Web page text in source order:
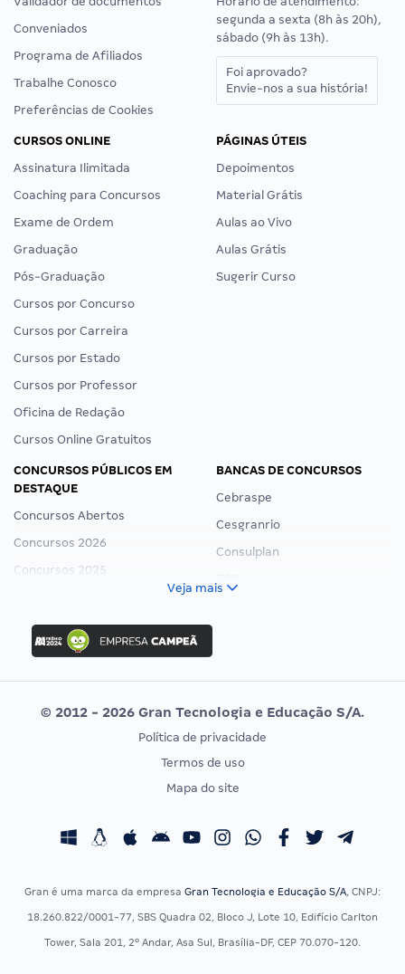
Conveniados
Programa de Afiliados
Trabalhe Conosco
Preferências de Cookies
segunda a sexta (8h às 20h),
sábado (9h às 13h).
Foi aprovado?
Envie-nos a sua história!
CURSOS ONLINE
Assinatura Ilimitada
Coaching para Concursos
Exame de Ordem
Graduação
Pós-Graduação
Cursos por Concurso
Cursos por Carreira
Cursos por Estado
Cursos por Professor
Oficina de Redação
Cursos Online Gratuitos
PÁGINAS ÚTEIS
Depoimentos
Material Grátis
Aulas ao Vivo
Aulas Grátis
Sugerir Curso
CONCURSOS PÚBLICOS EM
DESTAQUE
Concursos Abertos
Concursos 2026
Concursos 2025
Concurso Ibama
Concurso MPU
Editais publicados
BANCAS DE CONCURSOS
Cebraspe
Cesgranrio
Consulplan
Vunesp
CONCURSOS POR PROFISSÃO
Concursos Fiscais
Concursos Saúde
EXAME DE ORDEM
Calendário OAB
Veja mais
© 2012 - 2026 Gran Tecnologia e Educação S/A.
Política de privacidade
Termos de uso
Mapa do site
Gran é uma marca da empresa Gran Tecnologia e Educação S/A, CNPJ:
18.260.822/0001-77, SBS Quadra 02, Bloco J, Lote 10, Edifício Carlton
Tower, Sala 201, 2º Andar, Asa Sul, Brasília-DF, CEP 70.070-120.